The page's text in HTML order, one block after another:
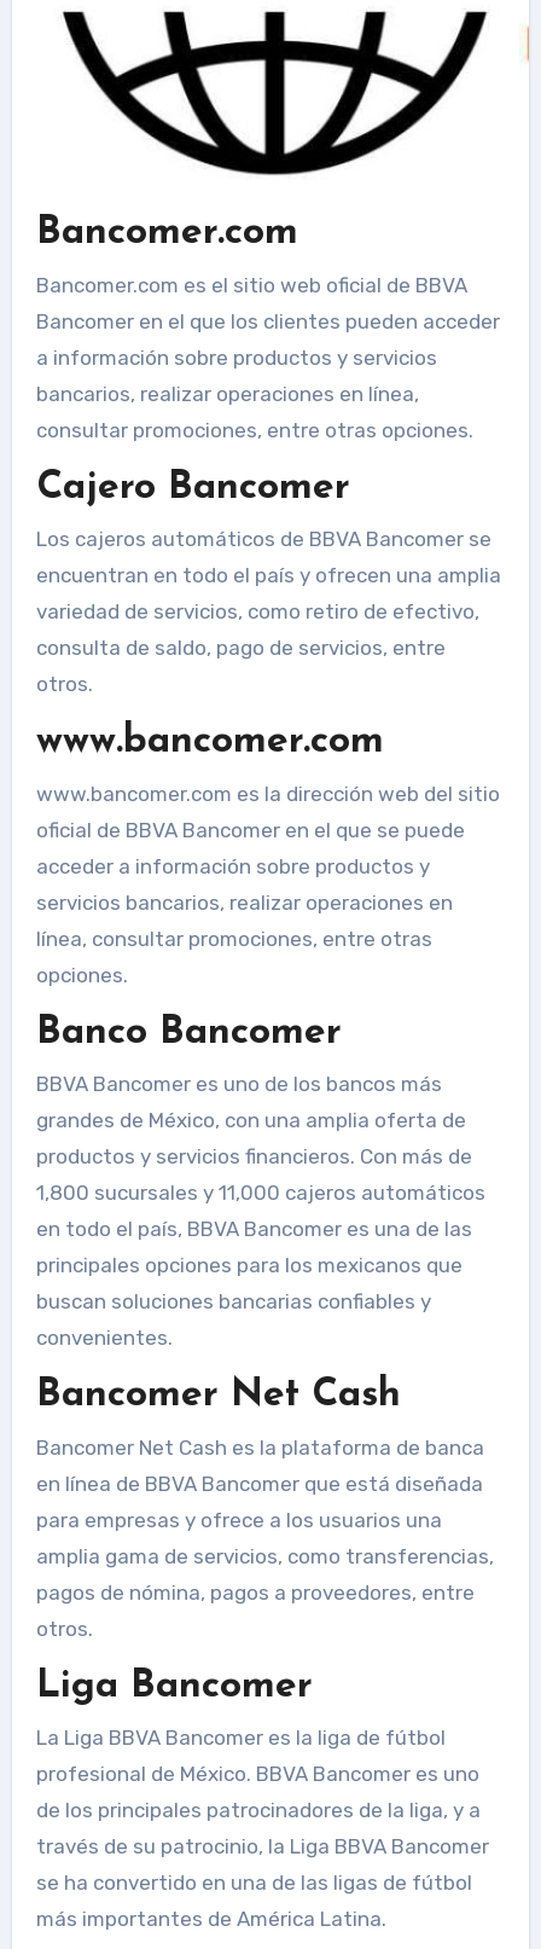
Bancomer.com
Bancomer.com es el sitio web oficial de BBVA
Bancomer en el que los clientes pueden acceder
a información sobre productos y servicios
bancarios, realizar operaciones en línea,
consultar promociones, entre otras opciones.
Cajero Bancomer
Los cajeros automáticos de BBVA Bancomer se
encuentran en todo el país y ofrecen una amplia
variedad de servicios, como retiro de efectivo,
consulta de saldo, pago de servicios, entre
otros.
www.bancomer.com
www.bancomer.com es la dirección web del sitio
oficial de BBVA Bancomer en el que se puede
acceder a información sobre productos y
servicios bancarios, realizar operaciones en
línea, consultar promociones, entre otras
opciones.
Banco Bancomer
BBVA Bancomer es uno de los bancos más
grandes de México, con una amplia oferta de
productos y servicios financieros. Con más de
1,800 sucursales y 11,000 cajeros automáticos
en todo el país, BBVA Bancomer es una de las
principales opciones para los mexicanos que
buscan soluciones bancarias confiables y
convenientes.
Bancomer Net Cash
Bancomer Net Cash es la plataforma de banca
en línea de BBVA Bancomer que está diseñada
para empresas y ofrece a los usuarios una
amplia gama de servicios, como transferencias,
pagos de nómina, pagos a proveedores, entre
otros.
Liga Bancomer
La Liga BBVA Bancomer es la liga de fútbol
profesional de México. BBVA Bancomer es uno
de los principales patrocinadores de la liga, y a
través de su patrocinio, la Liga BBVA Bancomer
se ha convertido en una de las ligas de fútbol
más importantes de América Latina.